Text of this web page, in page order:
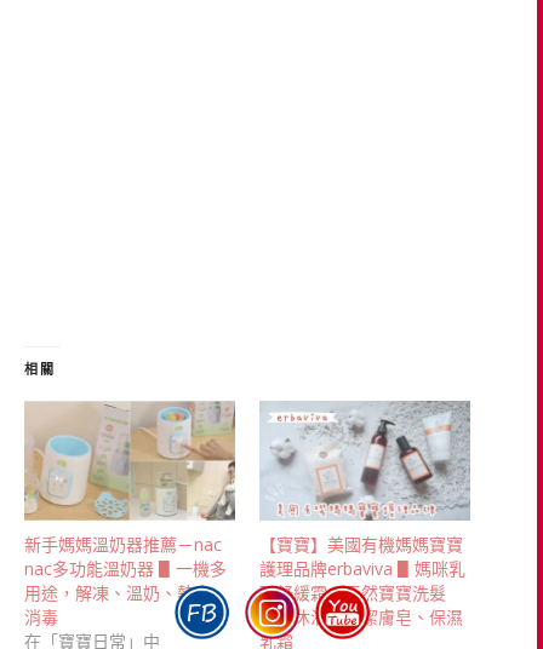
相關
新手媽媽溫奶器推薦－nac
nac多功能溫奶器 ▋一機多
用途，解凍、溫奶、熱食、
消毒
在「寶寶日常」中
【寶寶】美國有機媽媽寶寶
護理品牌erbaviva ▋媽咪乳
頭舒緩霜、天然寶寶洗髮
露、沐浴露、潔膚皂、保濕
乳霜